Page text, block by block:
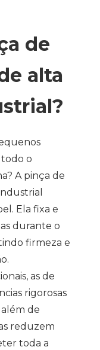
de
alta
o
A pinça de
Ela fixa e
durante o
firmeza e
as de
rigorosas
de
reduzem
toda a